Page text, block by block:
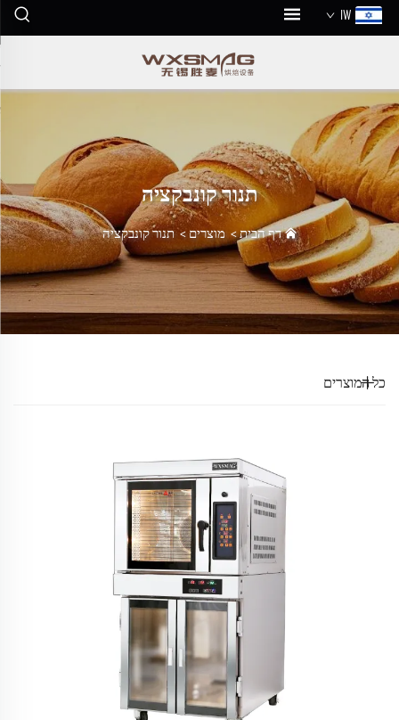
IW
תנור קונבקציה
דף הבית>מוצרים >תנור קונבקציה
כל המוצרים